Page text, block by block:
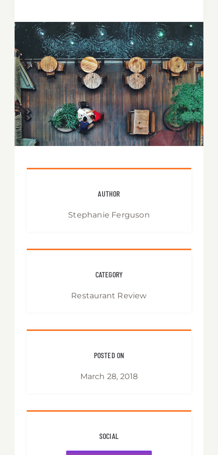
AUTHOR
Stephanie Ferguson
CATEGORY
Restaurant Review
POSTED ON
March 28, 2018
SOCIAL